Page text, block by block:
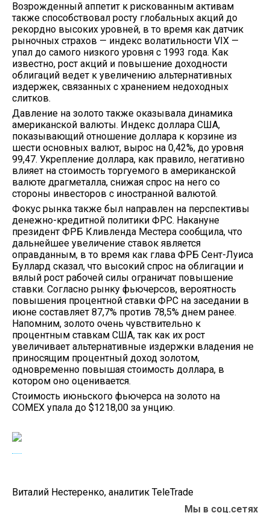
Возрожденный аппетит к рискованным активам
также способствовал росту глобальных акций до
рекордно высоких уровней, в то время как датчик
рыночных страхов — индекс волатильности VIX —
упал до самого низкого уровня с 1993 года. Как
известно, рост акций и повышение доходности
облигаций ведет к увеличению альтернативных
издержек, связанных с хранением недоходных
слитков.
Давление на золото также оказывала динамика
американской валюты. Индекс доллара США,
показывающий отношение доллара к корзине из
шести основных валют, вырос на 0,42%, до уровня
99,47. Укрепление доллара, как правило, негативно
влияет на стоимость торгуемого в американской
валюте драгметалла, снижая спрос на него со
стороны инвесторов с иностранной валютой.
Фокус рынка также был направлен на перспективы
денежно-кредитной политики ФРС. Накануне
президент ФРБ Кливленда Местера сообщила, что
дальнейшее увеличение ставок является
оправданным, в то время как глава ФРБ Сент-Луиса
Буллард сказал, что высокий спрос на облигации и
вялый рост рабочей силы ограничат повышение
ставки. Согласно рынку фьючерсов, вероятность
повышения процентной ставки ФРС на заседании в
июне составляет 87,7% против 78,5% днем ранее.
Напомним, золото очень чувствительно к
процентным ставкам США, так как их рост
увеличивает альтернативные издержки владения не
приносящим процентный доход золотом,
одновременно повышая стоимость доллара, в
котором оно оценивается.
Стоимость июньского фьючерса на золото на
COMEX упала до $1218,00 за унцию.
Виталий Нестеренко, аналитик TeleTrade
Мы в соц.сетях